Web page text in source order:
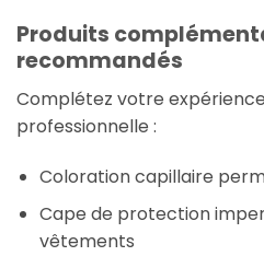
Produits
recommandés
Complétez votre
professionnelle :
Coloration capillaire
Cape de protection
vêtements